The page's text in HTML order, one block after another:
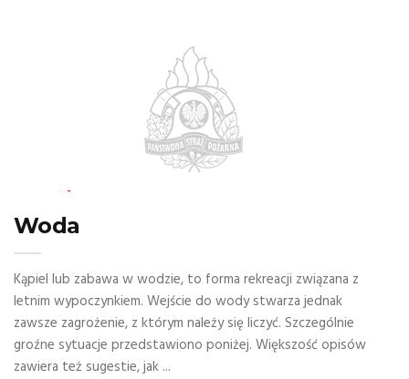
Woda
Kąpiel lub zabawa w wodzie, to forma rekreacji związana z
letnim wypoczynkiem. Wejście do wody stwarza jednak
zawsze zagrożenie, z którym należy się liczyć. Szczególnie
groźne sytuacje przedstawiono poniżej. Większość opisów
zawiera też sugestie, jak ...